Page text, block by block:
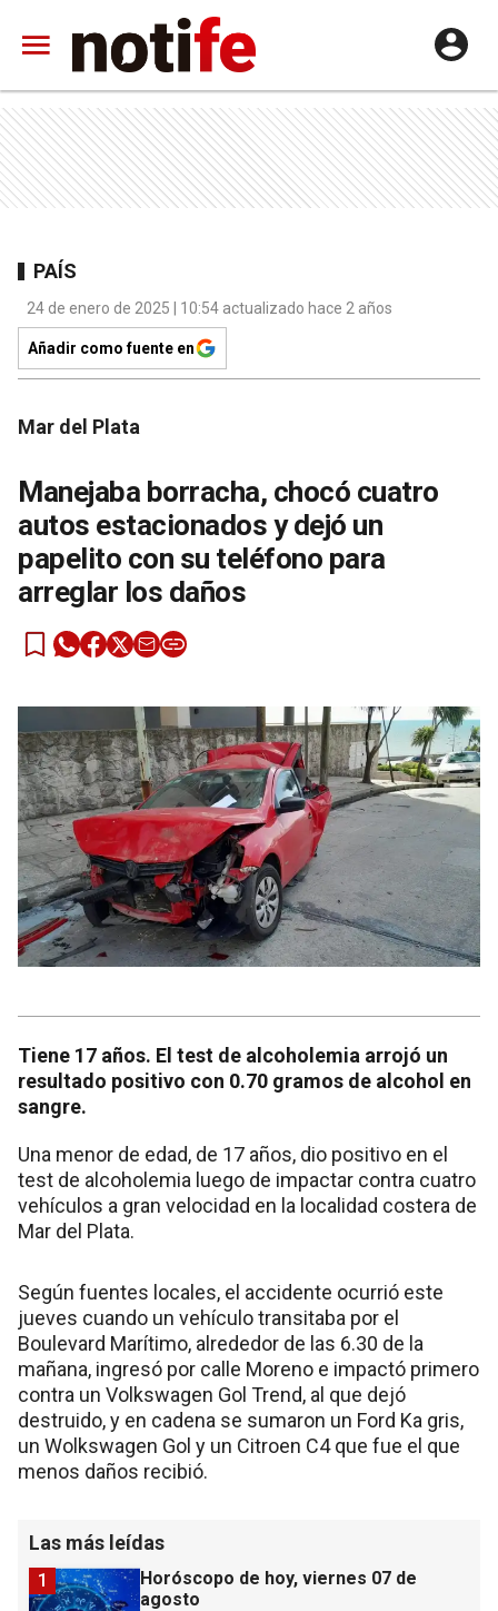
PAÍS
24 de enero de 2025 | 10:54 actualizado hace 2 años
Añadir como fuente en
Mar del Plata
Manejaba borracha, chocó cuatro
autos estacionados y dejó un
papelito con su teléfono para
arreglar los daños
Tiene 17 años. El test de alcoholemia arrojó un
resultado positivo con 0.70 gramos de alcohol en
sangre.
Una menor de edad, de 17 años, dio positivo en el
test de alcoholemia luego de impactar contra cuatro
vehículos a gran velocidad en la localidad costera de
Mar del Plata.
Según fuentes locales, el accidente ocurrió este
jueves cuando un vehículo transitaba por el
Boulevard Marítimo, alrededor de las 6.30 de la
mañana, ingresó por calle Moreno e impactó primero
contra un Volkswagen Gol Trend, al que dejó
destruido, y en cadena se sumaron un Ford Ka gris,
un Wolkswagen Gol y un Citroen C4 que fue el que
menos daños recibió.
Las más leídas
Horóscopo de hoy, viernes 07 de
agosto
1